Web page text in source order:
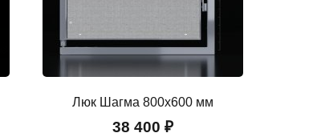
Люк Шагма 800x600 мм
38 400 ₽